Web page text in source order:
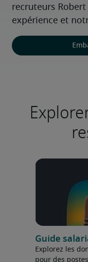
recruteurs
expérience et
Guide
Explorez les
pour des